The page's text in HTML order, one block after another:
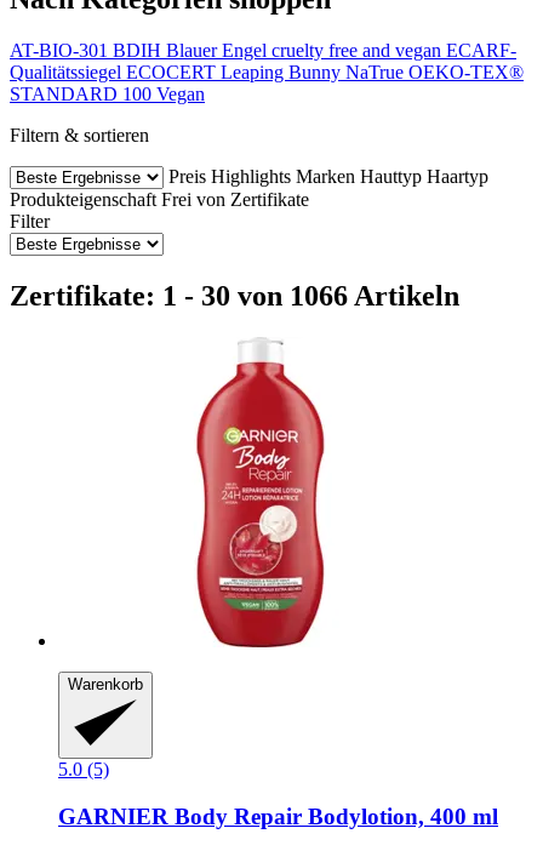
AT-BIO-301 BDIH Blauer Engel cruelty free and vegan ECARF-
Qualitätssiegel ECOCERT Leaping Bunny NaTrue OEKO-TEX®
STANDARD 100 Vegan
Filtern & sortieren
Preis Highlights Marken Hauttyp Haartyp
Produkteigenschaft Frei von Zertifikate
Filter
Zertifikate: 1 - 30 von 1066 Artikeln
Warenkorb
5.0 (5)
GARNIER Body Repair Bodylotion, 400 ml